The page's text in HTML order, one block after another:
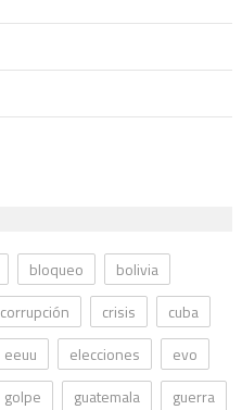
bloqueo
bolivia
corrupción crisis
cuba
eeuu elecciones
evo
golpe guatemala guerra